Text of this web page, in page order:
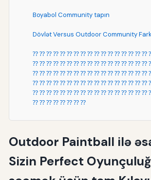
Boyabol Community tapın
Dövlət Versus Outdoor Community
⁇ ⁇ ⁇ ⁇ ⁇ ⁇ ⁇ ⁇ ⁇ ⁇ ⁇ ⁇ ⁇ ⁇ ⁇ ⁇ ⁇
⁇ ⁇ ⁇ ⁇ ⁇ ⁇ ⁇ ⁇ ⁇ ⁇ ⁇ ⁇ ⁇ ⁇ ⁇ ⁇ ⁇
⁇ ⁇ ⁇ ⁇ ⁇ ⁇ ⁇ ⁇ ⁇ ⁇ ⁇ ⁇ ⁇ ⁇ ⁇ ⁇ ⁇
⁇ ⁇ ⁇ ⁇ ⁇ ⁇ ⁇ ⁇ ⁇ ⁇ ⁇ ⁇ ⁇ ⁇ ⁇ ⁇ ⁇
⁇ ⁇ ⁇ ⁇ ⁇ ⁇ ⁇ ⁇ ⁇ ⁇ ⁇ ⁇ ⁇ ⁇ ⁇ ⁇ ⁇
⁇ ⁇ ⁇ ⁇ ⁇ ⁇ ⁇ ⁇
Daxili və Açık Boyabolun əvvəlkili
Texnologiya İnteqrasiya
Ekoloji İnnovasiyalar
Outdoor Paintball ilə
Sizin Perfect